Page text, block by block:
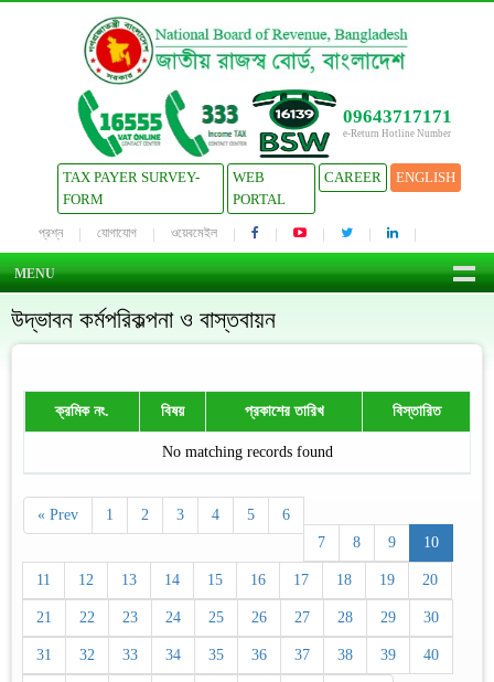
09643717171
e-Return Hotline Number
TAX PAYER SURVEY-
FORM
WEB
PORTAL
CAREER ENGLISH
প্রশ্ন যোগাযোগ ওয়েবমেইল
MENU
উদ্ভাবন কর্মপরিকল্পনা ও বাস্তবায়ন
ক্রমিক নং. বিষয় প্রকাশের তারিখ বিস্তারিত
No matching records found
« Prev 1 2 3 4 5
6
7
8 9 10
11 12 13 14 15 16 17 18 19 20
21 22 23 24 25 26 27 28 29 30
31 32 33 34 35 36 37 38 39 40